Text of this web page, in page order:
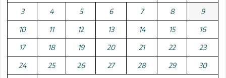
3 4 5 6 7 8 9
10 11 12 13 14 15 16
17 18 19 20 21 22 23
24 25 26 27 28 29 30